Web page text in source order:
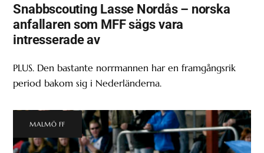
Snabbscouting Lasse Nordås – norska
anfallaren som MFF sägs vara
intresserade av
PLUS. Den bastante norrmannen har en framgångsrik
period bakom sig i Nederländerna.
MALMÖ FF